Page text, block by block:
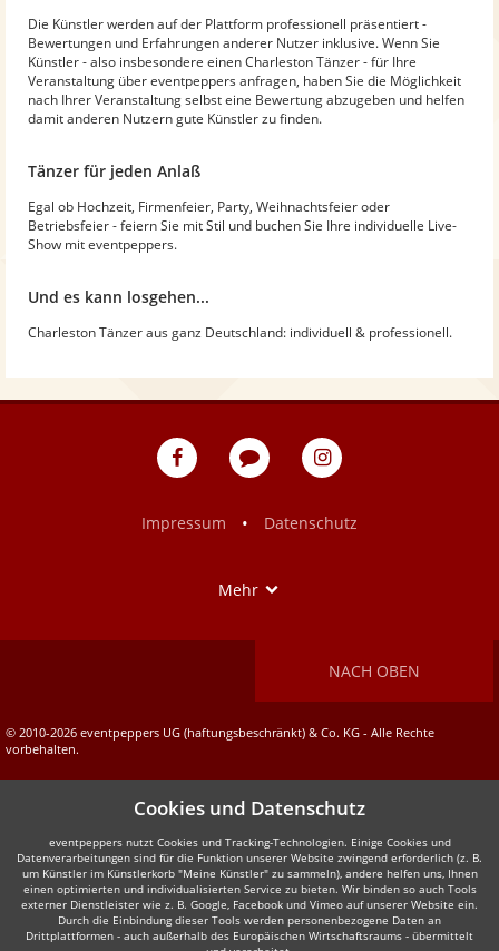
Die Künstler werden auf der Plattform professionell präsentiert -
Bewertungen und Erfahrungen anderer Nutzer inklusive. Wenn Sie
Künstler - also insbesondere einen Charleston Tänzer - für Ihre
Veranstaltung über eventpeppers anfragen, haben Sie die Möglichkeit
nach Ihrer Veranstaltung selbst eine Bewertung abzugeben und helfen
damit anderen Nutzern gute Künstler zu finden.
Tänzer für jeden Anlaß
Egal ob Hochzeit, Firmenfeier, Party, Weihnachtsfeier oder
Betriebsfeier - feiern Sie mit Stil und buchen Sie Ihre individuelle Live-
Show mit eventpeppers.
Und es kann losgehen...
Charleston Tänzer aus ganz Deutschland: individuell & professionell.
eventpeppers
Blog
eventpeppers
Impressum
• Datenschutz
Mehr
NACH OBEN
© 2010-2026 eventpeppers UG (haftungsbeschränkt) & Co. KG - Alle Rechte
vorbehalten.
Cookies und Datenschutz
eventpeppers nutzt Cookies und Tracking-Technologien. Einige Cookies und
Datenverarbeitungen sind für die Funktion unserer Website zwingend erforderlich (z. B.
um Künstler im Künstlerkorb "Meine Künstler" zu sammeln), andere helfen uns, Ihnen
einen optimierten und individualisierten Service zu bieten. Wir binden so auch Tools
externer Dienstleister wie z. B. Google, Facebook und Vimeo auf unserer Website ein.
Durch die Einbindung dieser Tools werden personenbezogene Daten an
Drittplattformen - auch außerhalb des Europäischen Wirtschaftsraums - übermittelt